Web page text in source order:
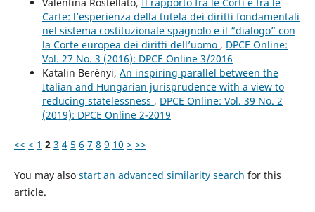
Carte: l’esperienza della tutela dei diritti fondamentali
nel sistema costituzionale spagnolo e il “dialogo” con
la Corte europea dei diritti dell’uomo , DPCE Online:
Vol. 27 No. 3 (2016): DPCE Online 3/2016
Katalin Berényi, An inspiring parallel between the
Italian and Hungarian jurisprudence with a view to
reducing statelessness , DPCE Online: Vol. 39 No. 2
(2019): DPCE Online 2-2019
<< < 1 2 3 4 5 6 7 8 9 10 > >>
You may also start an advanced similarity search for this
article.